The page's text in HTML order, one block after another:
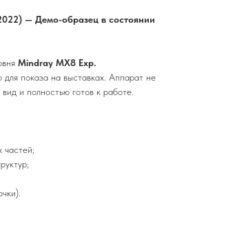
— Демо-образец в состоянии
Mindray MX8 Exp.
показа на выставках. Аппарат не
и полностью готов к работе.
частей;